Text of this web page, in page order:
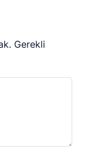
Gerekli